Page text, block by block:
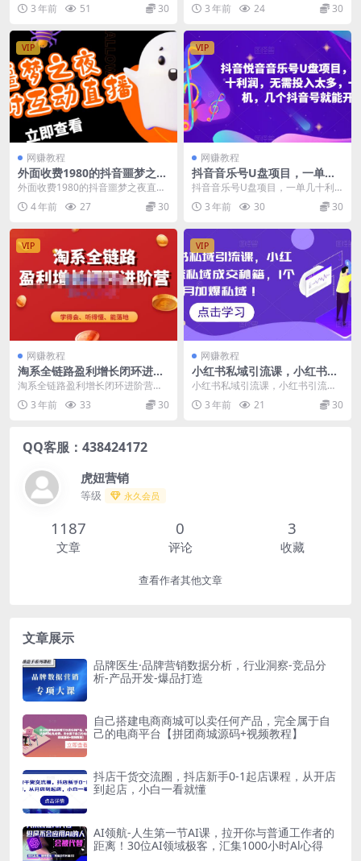
付费文章，一年...
3 年前 51 30
操作方法 课程大纲...
3 年前 24 30
VIP
网赚教程
外面收费1980的抖音噩梦之夜
直播项目，可虚拟人直播，抖
音报白，实时互动直播【软件
+详细教程】
外面收费1980的抖音噩梦之夜直播
项目，可虚拟人直播，抖音报白，
实时互动直播【软...
4 年前 27 30
VIP
网赚教程
抖音音乐号U盘项目，一单几
十利润，无需投入太多，一台
手机，几个抖音号就能开始
抖音音乐号U盘项目，一单几十利
润，无需投入太多，一台手机，几
个抖音号就能开始 抖...
3 年前 30 30
VIP
网赚教程
淘系全链路盈利增长闭环进阶
营，融合全店动销，学得会、
淘系全链路盈利增长闭环进阶营，
融合全店动销，学得会、听得懂、
能落地！ 课程介绍：...
3 年前 33 30
VIP
网赚教程
小红书私域引流课，小红书引
流私域成交秘籍，1个月加爆
小红书私域引流课，小红书引流私
域成交秘籍，1个月加爆私域！ 课
程内容： 引流课：...
3 年前 21 30
QQ客服：438424172
虎妞营销
等级 永久会员
1187
文章
0
评论
3
收藏
查看作者其他文章
文章展示
品牌医生·品牌营销数据分析，行业洞察-竞品分
析-产品开发-爆品打造
自己搭建电商商城可以卖任何产品，完全属于自
己的电商平台【拼团商城源码+视频教程】
抖店干货交流圈，抖店新手0-1起店课程，从开店
到起店，小白一看就懂
AI领航-人生第一节AI课，拉开你与普通工作者的
距离！30位AI领域极客，汇集1000小时Al心得